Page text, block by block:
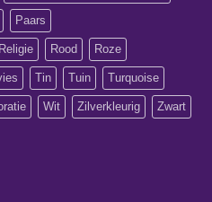
Paars
Religie Rood Roze
Tin Tuin Turquoise
Wit Zilverkleurig Zwart